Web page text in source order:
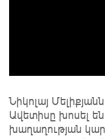
Նիկոլայ
Ավետիսը խոսել
խաղաղության